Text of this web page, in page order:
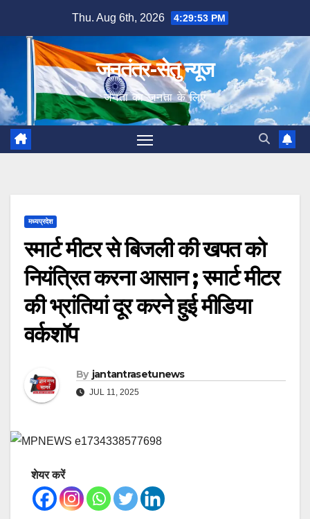
content
Thu. Aug 6th, 2026 4:29:54 PM
जनतंत्र-सेतु न्यूज
जनता का जनता के लिए
मध्यप्रदेश
स्मार्ट मीटर से बिजली की खपत को
नियंत्रित करना आसान ; स्मार्ट मीटर
की भ्रांतियां दूर करने हुई मीडिया
वर्कशॉप
By jantantrasetunews
JUL 11, 2025
शेयर करें